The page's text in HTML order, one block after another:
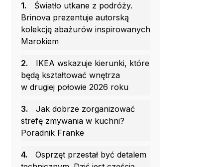
1.
Światło utkane z podróży.
Brinova prezentuje autorską
kolekcję abażurów inspirowanych
Marokiem
2.
IKEA wskazuje kierunki, które
będą kształtować wnętrza
w drugiej połowie 2026 roku
3.
Jak dobrze zorganizować
strefę zmywania w kuchni?
Poradnik Franke
4.
Osprzęt przestał być detalem